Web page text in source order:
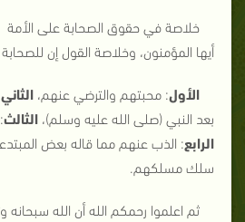
خلاصة في حقوق الصحابة على الأمة
أيها المؤمنون، وخلاصة القول إن للصحابة
الأول: محبتهم والترضي عنهم، الثاني
بعد النبي (صلى الله عليه وسلم)، الثالث
الرابع: الذب عنهم مما قاله بعض
سلك مسلكهم.
ثم اعلموا رحمكم الله أن الله سبحانه